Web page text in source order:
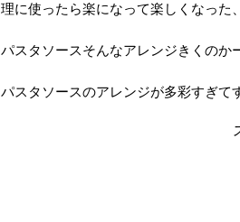
理に使ったら楽になって楽しくなった
パスタソースそんなアレンジきくのか
パスタソースのアレンジが多彩すぎて